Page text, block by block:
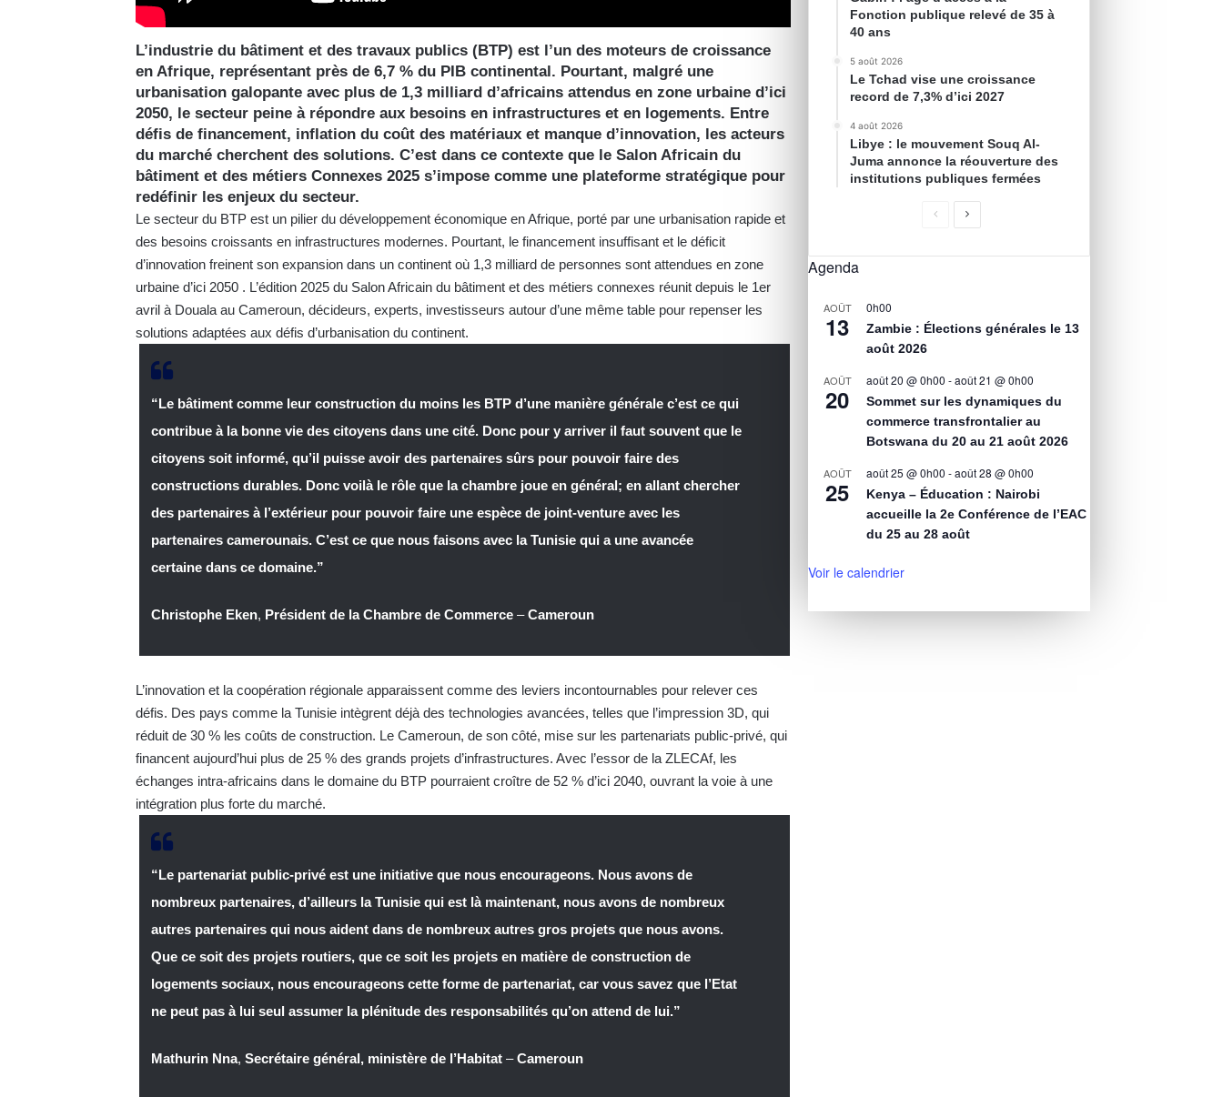
L’industrie du bâtiment et des travaux publics (BTP) est l’un des moteurs de croissance
en Afrique, représentant près de 6,7 % du PIB continental. Pourtant, malgré une
urbanisation galopante avec plus de 1,3 milliard d’africains attendus en zone urbaine d’ici
2050, le secteur peine à répondre aux besoins en infrastructures et en logements. Entre
défis de financement, inflation du coût des matériaux et manque d’innovation, les acteurs
du marché cherchent des solutions. C’est dans ce contexte que le Salon Africain du
bâtiment et des métiers Connexes 2025 s’impose comme une plateforme stratégique pour
redéfinir les enjeux du secteur.
Le secteur du BTP est un pilier du développement économique en Afrique, porté par une urbanisation rapide et
des besoins croissants en infrastructures modernes. Pourtant, le financement insuffisant et le déficit
d’innovation freinent son expansion dans un continent où 1,3 milliard de personnes sont attendues en zone
urbaine d’ici 2050 . L’édition 2025 du Salon Africain du bâtiment et des métiers connexes réunit depuis le 1er
avril à Douala au Cameroun, décideurs, experts, investisseurs autour d’une même table pour repenser les
solutions adaptées aux défis d’urbanisation du continent.
“Le bâtiment comme leur construction du moins les BTP d’une manière générale c’est ce qui
contribue à la bonne vie des citoyens dans une cité. Donc pour y arriver il faut souvent que le
citoyens soit informé, qu’il puisse avoir des partenaires sûrs pour pouvoir faire des
constructions durables. Donc voilà le rôle que la chambre joue en général; en allant chercher
des partenaires à l’extérieur pour pouvoir faire une espèce de joint-venture avec les
partenaires camerounais. C’est ce que nous faisons avec la Tunisie qui a une avancée
certaine dans ce domaine.”
Christophe Eken, Président de la Chambre de Commerce –Cameroun
L’innovation et la coopération régionale apparaissent comme des leviers incontournables pour relever ces
défis. Des pays comme la Tunisie intègrent déjà des technologies avancées, telles que l’impression 3D, qui
réduit de 30 % les coûts de construction. Le Cameroun, de son côté, mise sur les partenariats public-privé, qui
financent aujourd’hui plus de 25 % des grands projets d’infrastructures. Avec l’essor de la ZLECAf, les
échanges intra-africains dans le domaine du BTP pourraient croître de 52 % d’ici 2040, ouvrant la voie à une
intégration plus forte du marché.
“Le partenariat public-privé est une initiative que nous encourageons. Nous avons de
nombreux partenaires, d’ailleurs la Tunisie qui est là maintenant, nous avons de nombreux
autres partenaires qui nous aident dans de nombreux autres gros projets que nous avons.
Que ce soit des projets routiers, que ce soit les projets en matière de construction de
logements sociaux, nous encourageons cette forme de partenariat, car vous savez que l’Etat
ne peut pas à lui seul assumer la plénitude des responsabilités qu’on attend de lui.”
Mathurin Nna,Secrétaire général, ministère de l’Habitat –Cameroun
Fonction publique relevé de 35 à
40 ans
5 août 2026
Le Tchad vise une croissance
record de 7,3% d’ici 2027
4 août 2026
Libye : le mouvement Souq Al-
Juma annonce la réouverture des
institutions publiques fermées
Agenda
AOÛT
13
0h00
Zambie : Élections générales le 13
août 2026
AOÛT
20
août 20 @ 0h00 -août 21 @ 0h00
Sommet sur les dynamiques du
commerce transfrontalier au
Botswana du 20 au 21 août 2026
AOÛT
25
août 25 @ 0h00 -août 28 @ 0h00
Kenya – Éducation : Nairobi
accueille la 2e Conférence de l’EAC
du 25 au 28 août
Voir le calendrier